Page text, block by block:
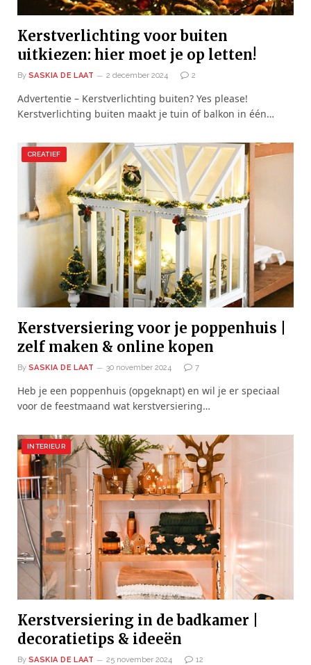
Kerstverlichting voor buiten
uitkiezen: hier moet je op letten!
By SASKIA DE LAAT 2 december 2024 2
Advertentie – Kerstverlichting buiten? Yes please!
Kerstverlichting buiten maakt je tuin of balkon in één…
CREATIEF
Kerstversiering voor je poppenhuis |
zelf maken & online kopen
By SASKIA DE LAAT 30 november 2024 7
Heb je een poppenhuis (opgeknapt) en wil je er speciaal
voor de feestmaand wat kerstversiering…
INTERIEUR
Kerstversiering in de badkamer |
decoratietips & ideeën
By SASKIA DE LAAT 25 november 2024 12